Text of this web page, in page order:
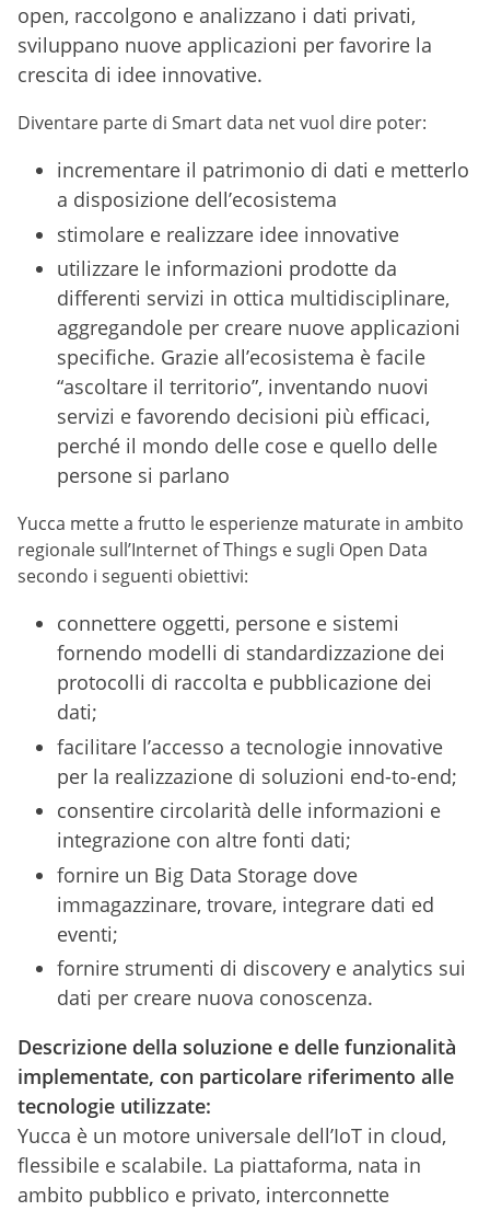
open, raccolgono e analizzano i dati privati,
sviluppano nuove applicazioni per favorire la
crescita di idee innovative.
Diventare parte di Smart data net vuol dire poter:
incrementare il patrimonio di dati e metterlo
a disposizione dell’ecosistema
stimolare e realizzare idee innovative
utilizzare le informazioni prodotte da
differenti servizi in ottica multidisciplinare,
aggregandole per creare nuove applicazioni
specifiche. Grazie all’ecosistema è facile
“ascoltare il territorio”, inventando nuovi
servizi e favorendo decisioni più efficaci,
perché il mondo delle cose e quello delle
persone si parlano
Yucca mette a frutto le esperienze maturate in ambito
regionale sull’Internet of Things e sugli Open Data
secondo i seguenti obiettivi:
connettere oggetti, persone e sistemi
fornendo modelli di standardizzazione dei
protocolli di raccolta e pubblicazione dei
dati;
facilitare l’accesso a tecnologie innovative
per la realizzazione di soluzioni end-to-end;
consentire circolarità delle informazioni e
integrazione con altre fonti dati;
fornire un Big Data Storage dove
immagazzinare, trovare, integrare dati ed
eventi;
fornire strumenti di discovery e analytics sui
dati per creare nuova conoscenza.
Descrizione della soluzione e delle funzionalità
implementate, con particolare riferimento alle
tecnologie utilizzate:
Yucca è un motore universale dell’IoT in cloud,
flessibile e scalabile. La piattaforma, nata in
ambito pubblico e privato, interconnette